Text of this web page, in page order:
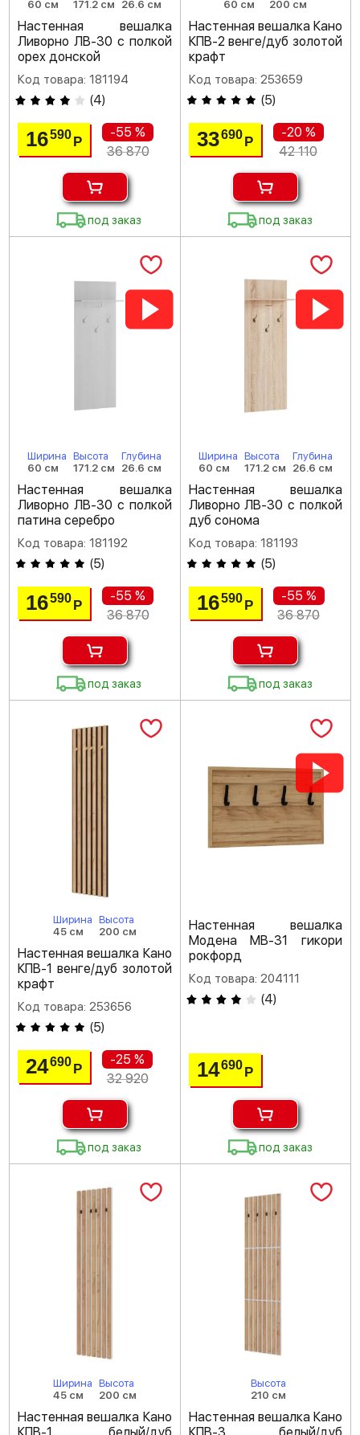
60 см 171.2 см 26.6 см
Настенная вешалка
Ливорно ЛВ-30 с полкой
орех донской
Код товара: 181194
(4)
16590Р
-55 %
36 870
под заказ
60 см 200 см
Настенная вешалка Кано
КПВ-2 венге/дуб золотой
крафт
Код товара: 253659
(5)
33690 Р
-20 %
42 110
под заказ
Ширина
60 см
Высота
171.2 см
Глубина
26.6 см
Настенная вешалка
Ливорно ЛВ-30 с полкой
патина серебро
Код товара: 181192
(5)
16590Р
-55 %
36 870
под заказ
Ширина
60 см
Высота
171.2 см
Глубина
26.6 см
Настенная вешалка
Ливорно ЛВ-30 с полкой
дуб сонома
Код товара: 181193
(5)
16590 Р
-55 %
36 870
под заказ
Ширина
45 см
Высота
200 см
Настенная вешалка Кано
КПВ-1 венге/дуб золотой
крафт
Код товара: 253656
(5)
24690Р
-25 %
32 920
под заказ
Настенная вешалка
Модена МВ-31 гикори
рокфорд
Код товара: 204111
(4)
14690 Р
под заказ
Ширина
45 см
Высота
200 см
Настенная вешалка Кано
Высота
210 см
Настенная вешалка Кано